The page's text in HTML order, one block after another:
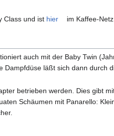
Class und ist hier im Kaffee-
auch mit der Baby Twin
Dampfdüse läßt sich dann durch
betrieben werden. Dies gibt
Schäumen mit Panarello: